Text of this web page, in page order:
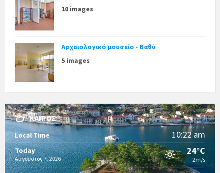
10 images
Αρχαιολογικό μουσείο - Βαθύ
5 images
ΚΑΙΡΌΣ
Local Time 10:22 am
Today
Αύγουστος 7, 2026
24°C
2m/s